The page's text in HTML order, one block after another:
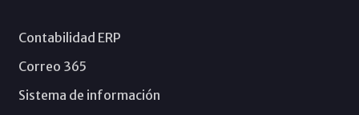
Contabilidad ERP
Correo 365
Sistema de información